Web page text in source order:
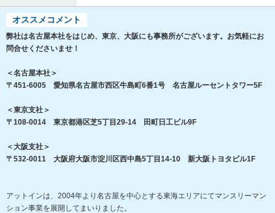
オススメコメント
弊社は名古屋本社をはじめ、東京、大阪にも事務所がございます。お気軽にお
問合せくださいませ！
＜名古屋本社＞
〒451-6005 愛知県名古屋市西区牛島町6番1号 名古屋ルーセントタワー5F
＜東京支社＞
〒108-0014 東京都港区芝5丁目29-14 田町日工ビル9F
＜大阪支社＞
〒532-0011 大阪府大阪市淀川区西中島5丁目14-10 新大阪トヨタビル1F
アットインは、2004年より名古屋を中心とする東海エリアにてマンスリーマン
ション事業を展開してまいりました。